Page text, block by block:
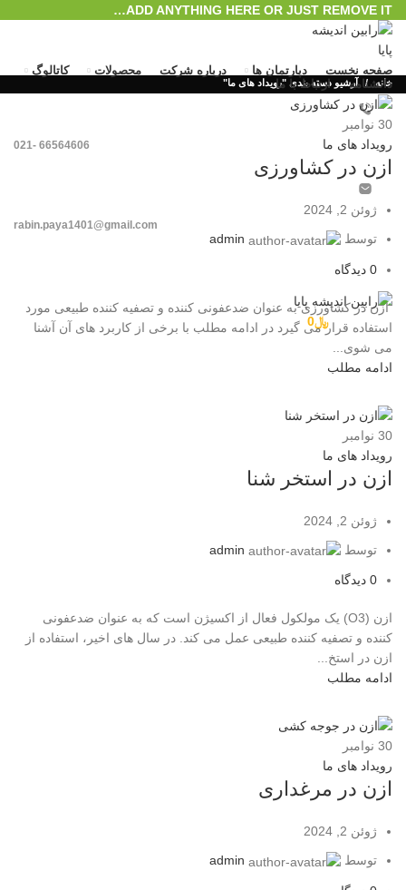
ADD ANYTHING HERE OR JUST REMOVE IT…
صفحه نخست دپارتمان ها درباره شرکت محصولات
کاتالوگ
دانشنامه
ارتباط با ما
66564606 -021
rabin.paya1401@gmail.com
ورود / ثبت نام
0 محصول / ﷼0
خانه آرشیو دسته بندی "رویداد های ما"
30 نوامبر
رویداد های ما
ازن در کشاورزی
ژوئن 2, 2024
توسط
admin
0 دیدگاه
ازن در کشاورزی به عنوان ضدعفونی کننده و تصفیه کننده طبیعی مورد
استفاده قرار می گیرد در ادامه مطلب با برخی از کاربرد های آن آشنا
می شوی...
ادامه مطلب
30 نوامبر
رویداد های ما
ازن در استخر شنا
ژوئن 2, 2024
توسط
admin
0 دیدگاه
ازن (O3) یک مولکول فعال از اکسیژن است که به عنوان ضدعفونی
کننده و تصفیه کننده طبیعی عمل می کند. در سال های اخیر، استفاده از
ازن در استخ...
ادامه مطلب
30 نوامبر
رویداد های ما
ازن در مرغداری
ژوئن 2, 2024
توسط
admin